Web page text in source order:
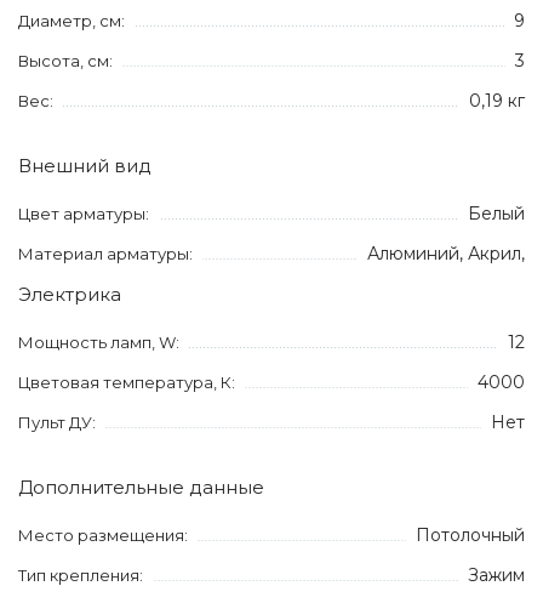
Диаметр, см: 9
Высота, см: 3
Вес: 0,19 кг
Внешний вид
Цвет арматуры: Белый
Материал арматуры: Алюминий, Акрил,
Электрика
Мощность ламп, W: 12
Цветовая температура, К: 4000
Пульт ДУ: Нет
Дополнительные данные
Место размещения: Потолочный
Тип крепления: Зажим